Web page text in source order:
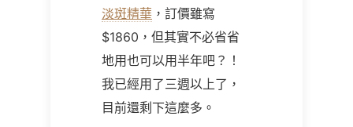
淡斑精華 ，訂價雖寫
$1860，但其實不必省省
地用也可以用半年吧？！
我已經用了三週以上了，
目前還剩下這麼多。